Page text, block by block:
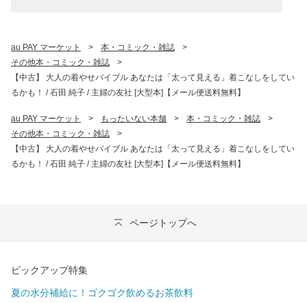
au PAY マーケット > 本・コミック・雑誌
>
その他本・コミック・雑誌
>
【中古】 大人の着やせバイブル あなたは「太って見える」着こなしをしてい
るかも！ / 石田 純子 / 主婦の友社 [大型本]【メール便送料無料】
au PAY マーケット > もったいない本舗 > 本・コミック・雑誌
>
その他本・コミック・雑誌
>
【中古】 大人の着やせバイブル あなたは「太って見える」着こなしをしてい
るかも！ / 石田 純子 / 主婦の友社 [大型本]【メール便送料無料】
ページトップへ
ピックアップ特集
夏の水分補給に！ゴクゴク飲めるお茶飲料